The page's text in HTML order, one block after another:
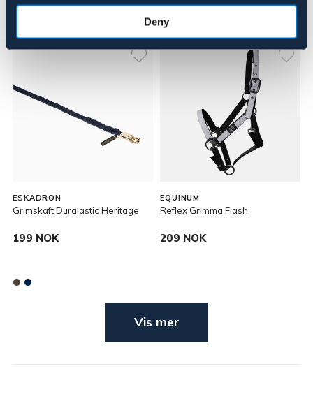
Deny
ESKADRON
Grimskaft Duralastic Heritage
199 NOK
EQUINUM
Reflex Grimma Flash
209 NOK
Vis mer